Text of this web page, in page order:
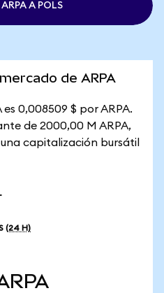
A POLS
de ARPA
0,008509 $ por ARPA.
de 2000,00 M ARPA,
capitalización bursátil
(24 H)